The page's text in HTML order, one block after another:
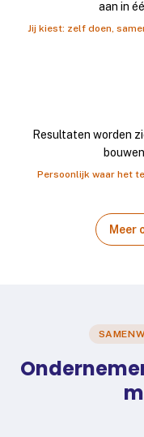
aan in
Jij kiest: zelf doen,
Resultaten worden
Persoonlijk waar het
Meer